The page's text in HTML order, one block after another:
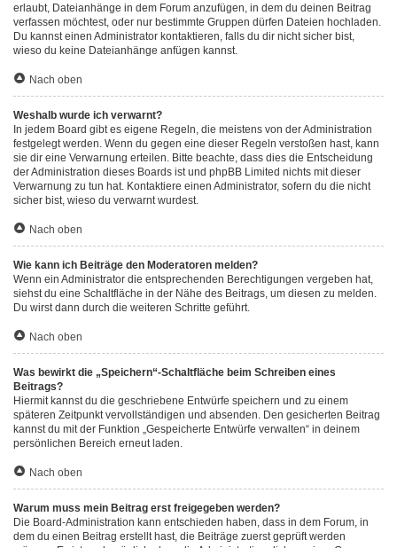
erlaubt, Dateianhänge in dem Forum anzufügen, in dem du deinen Beitrag
verfassen möchtest, oder nur bestimmte Gruppen dürfen Dateien hochladen.
Du kannst einen Administrator kontaktieren, falls du dir nicht sicher bist,
wieso du keine Dateianhänge anfügen kannst.
Nach oben
Weshalb wurde ich verwarnt?
In jedem Board gibt es eigene Regeln, die meistens von der Administration
festgelegt werden. Wenn du gegen eine dieser Regeln verstoßen hast, kann
sie dir eine Verwarnung erteilen. Bitte beachte, dass dies die Entscheidung
der Administration dieses Boards ist und phpBB Limited nichts mit dieser
Verwarnung zu tun hat. Kontaktiere einen Administrator, sofern du die nicht
sicher bist, wieso du verwarnt wurdest.
Nach oben
Wie kann ich Beiträge den Moderatoren melden?
Wenn ein Administrator die entsprechenden Berechtigungen vergeben hat,
siehst du eine Schaltfläche in der Nähe des Beitrags, um diesen zu melden.
Du wirst dann durch die weiteren Schritte geführt.
Nach oben
Was bewirkt die „Speichern“-Schaltfläche beim Schreiben eines
Beitrags?
Hiermit kannst du die geschriebene Entwürfe speichern und zu einem
späteren Zeitpunkt vervollständigen und absenden. Den gesicherten Beitrag
kannst du mit der Funktion „Gespeicherte Entwürfe verwalten“ in deinem
persönlichen Bereich erneut laden.
Nach oben
Warum muss mein Beitrag erst freigegeben werden?
Die Board-Administration kann entschieden haben, dass in dem Forum, in
dem du einen Beitrag erstellt hast, die Beiträge zuerst geprüft werden